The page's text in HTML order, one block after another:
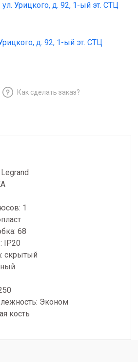
ул. Урицкого, д. 92, 1-ый эт. СТЦ
д. 92, 1-ый эт. СТЦ
Как сделать заказ?
1
68
IP20
скрытый
Эконом
кость